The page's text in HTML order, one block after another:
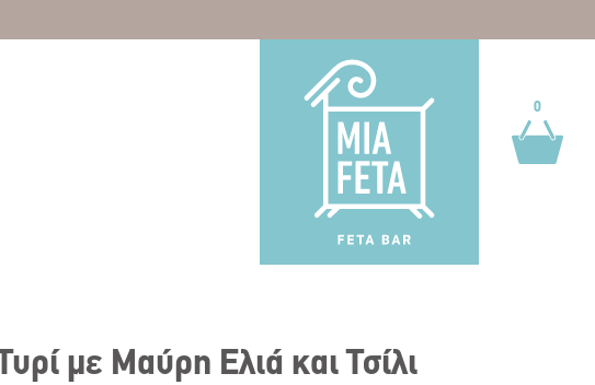
0
0
Τυρί με Μαύρη Ελιά και Τσίλι